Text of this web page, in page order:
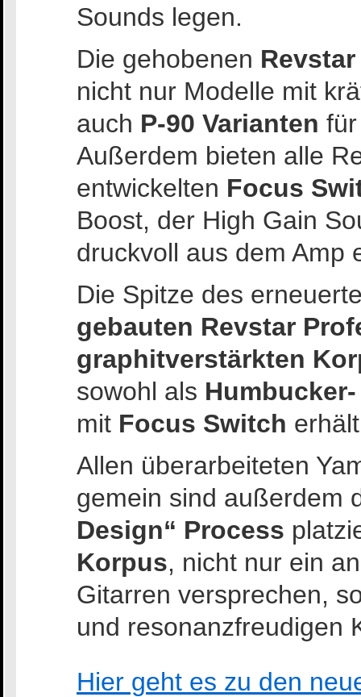
Sounds legen.
Die gehobenen
nicht nur Modelle mit
auch P-90 Varianten
Außerdem bieten alle
entwickelten Focus
Boost, der High Gain
druckvoll aus dem Amp
Die Spitze des
gebauten Revstar
graphitverstärkten
sowohl als
mit Focus Switch
Allen überarbeiteten
gemein sind außerdem
Design“ Process
Korpus, nicht nur ein
Gitarren versprechen,
und resonanzfreudigen
Hier geht es zu den